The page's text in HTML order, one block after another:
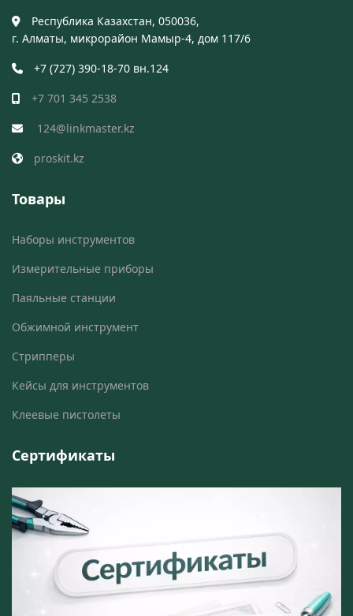
Республика Казахстан, 050036,
г. Алматы, микрорайон Мамыр-4, дом 117/6
+7 (727) 390-18-70 вн.124
+7 701 345 2538
124@linkmaster.kz
proskit.kz
Товары
Наборы инструментов
Измерительные приборы
Паяльные станции
Обжимной инструмент
Стрипперы
Кейсы для инструментов
Клеевые пистолеты
Сертификаты